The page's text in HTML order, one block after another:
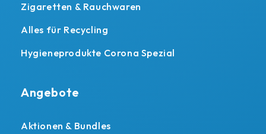
Zigaretten & Rauchwaren
Alles für Recycling
Hygieneprodukte Corona Spezial
Angebote
Aktionen & Bundles